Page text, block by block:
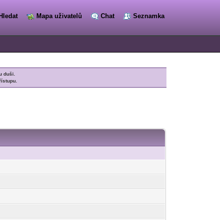
Hledat Mapa uživatelů Chat Seznamka
duši.